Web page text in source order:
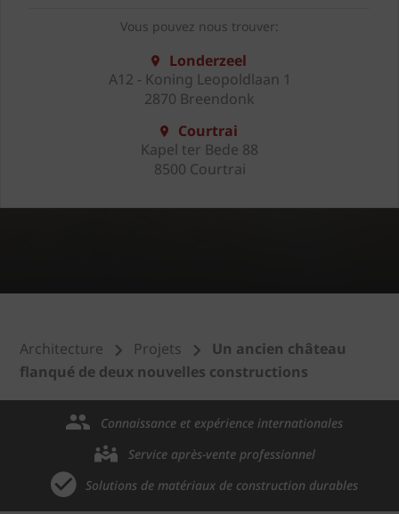
Vous pouvez nous trouver:
Londerzeel
A12 - Koning Leopoldlaan 1
2870 Breendonk
Courtrai
Kapel ter Bede 88
8500 Courtrai
Architecture Projets
Un ancien château
flanqué de deux nouvelles constructions
Connaissance et expérience internationales
Service après-vente professionnel
Solutions de matériaux de construction durables